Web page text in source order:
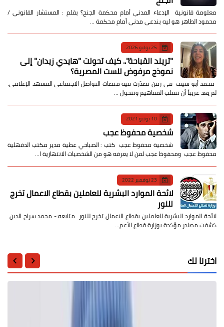
معلومة قانونية الإدعاء المدني أمام محكمة الجنح؟ بقلم : المستشار القانوني /
محمود الطاهر هو ليه بندعي مدني أمام محكمة …
25 يوليو 2026
​"تريند القباحة".. كيف تحولت "هايدي زيدان" إلى
نموذج مرفوض للست المصرية؟
​ محمد أبو سيف ​في زمن تصدّرت فيه منصات التواصل الاجتماعي المشهد الإعلامي،
لم يعد غريباً أن تنقلب المفاهيم وتتحول …
10 يونيو 2021
شخصية محفوظ عجب
شخصية محفوظ عجب كتب : الصباحي عطية مدير مكتب الدقهلية
محفوظ عجب ومحفوظ عجب لمن لا يعرفه هو من الشخصيات الانتهازية ا…
23 نوفمبر 2022
لائحة الموارد البشرية للعاملين بقطاع الاعمال تخرج
للنور
لائحة الموارد البشرية للعاملين بقطاع الاعمال تخرج للنور متابعه:- محمد سراج الدين
كشفت مصادر مؤكدة بوزارة قطاع الأعم…
اخترنا لك